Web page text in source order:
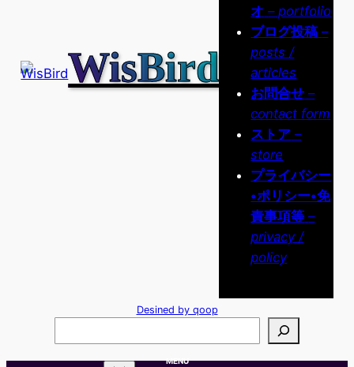
WisBird
オ – portfolio
ブログ投稿 –
posts /
articles
お問合せ –
contact form
ストア –
store
プライバシー
•ポリシー•免
責事項等 –
privacy /
policy
Desined by qoop
MENU